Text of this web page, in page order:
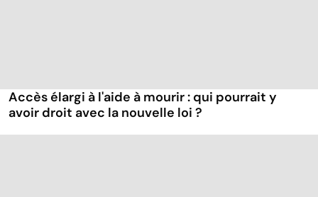
Accès élargi à l'aide à mourir : qui pourrait y
avoir droit avec la nouvelle loi ?